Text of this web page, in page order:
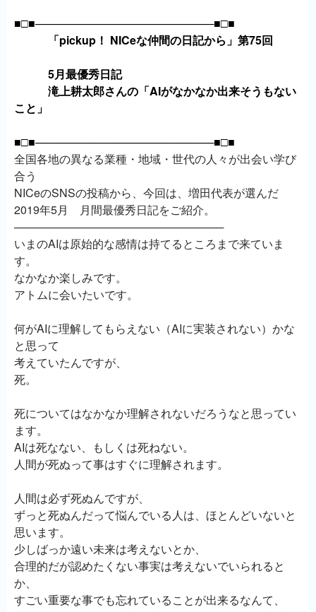
■□■───────────────────────■□■
「pickup！ NICeな仲間の日記から」第75回
5月最優秀日記
滝上耕太郎さんの「AIがなかなか出来そうもない
こと」
■□■───────────────────────■□■
全国各地の異なる業種・地域・世代の人々が出会い学び
合う
NICeのSNSの投稿から、今回は、増田代表が選んだ
2019年5月 月間最優秀日記をご紹介。
───────────────────────────
いまのAIは原始的な感情は持てるところまで来ていま
す。
なかなか楽しみです。
アトムに会いたいです。
何がAIに理解してもらえない（AIに実装されない）かな
と思って
考えていたんですが、
死。
死についてはなかなか理解されないだろうなと思ってい
ます。
AIは死なない、もしくは死ねない。
人間が死ぬって事はすぐに理解されます。
人間は必ず死ぬんですが、
ずっと死ぬんだって悩んでいる人は、ほとんどいないと
思います。
少しばっか遠い未来は考えないとか、
合理的だが認めたくない事実は考えないでいられると
か、
すごい重要な事でも忘れていることが出来るなんて、